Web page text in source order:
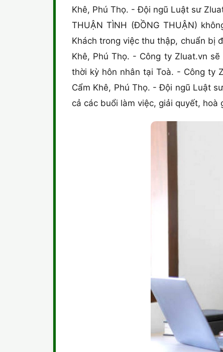
Khê, Phú Thọ. - Đội ngũ Luật sư
THUẬN TÌNH (ĐỒNG THUẬN)
Khách trong việc thu thập, chuẩn bị
Khê, Phú Thọ. - Công ty Zluat.vn
thời kỳ hôn nhân tại Toà. - Công ty
Cẩm Khê, Phú Thọ. - Đội ngũ Luật
cả các buổi làm việc, giải quyết, hoà